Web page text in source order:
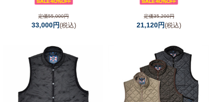
定価55,000円
33,000円(税込)
定価35,200円
21,120円(税込)